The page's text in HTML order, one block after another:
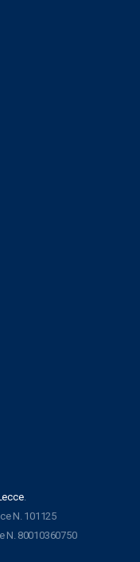
.
N. 101125
N. 80010360750